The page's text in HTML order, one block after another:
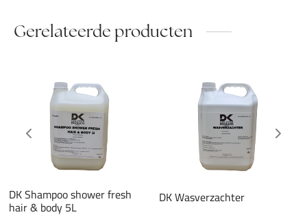
Gerelateerde producten
DK Shampoo shower fresh
hair & body 5L DK Wasverzachter